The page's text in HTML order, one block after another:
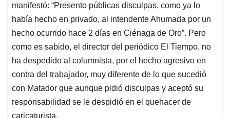
manifestó: “Presento públicas disculpas, como ya lo
había hecho en privado, al intendente Ahumada por un
hecho ocurrido hace 2 días en Ciénaga de Oro”. Pero
como es sabido, el director del periódico El Tiempo, no
ha despedido al columnista, por el hecho agresivo en
contra del trabajador, muy diferente de lo que sucedió
con Matador que aunque pidió disculpas y aceptó su
responsabilidad se le despidió en el quehacer de
caricaturista.